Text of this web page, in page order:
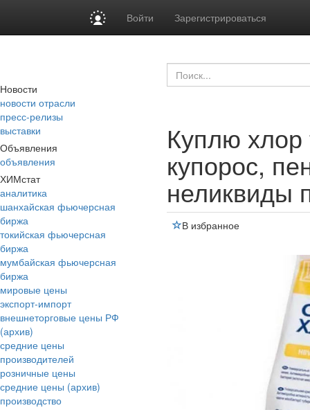
Войти Зарегистрироваться
Новости
новости отрасли
пресс-релизы
выставки
Объявления
объявления
ХИМстат
аналитика
шанхайская фьючерсная
биржа
токийская фьючерсная
биржа
мумбайская фьючерсная
биржа
мировые цены
экспорт-импорт
внешнеторговые цены РФ
(архив)
средние цены
производителей
розничные цены
средние цены (архив)
производство
Куплю
купорос,
неликвиды
В избранное